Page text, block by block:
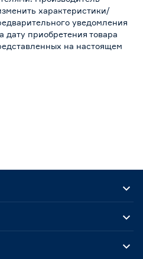
характеристики/
уведомления
дату приобретения товара
на настоящем